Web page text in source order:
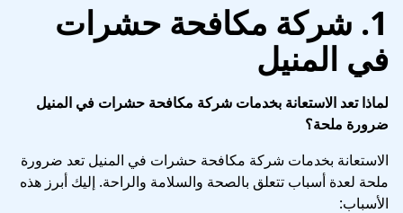
1. شركة مكافحة حشرات
في المنيل
لماذا تعد الاستعانة بخدمات شركة مكافحة حشرات في المنيل
ضرورة ملحة؟
الاستعانة بخدمات شركة مكافحة حشرات في المنيل تعد ضرورة
ملحة لعدة أسباب تتعلق بالصحة والسلامة والراحة. إليك أبرز هذه
الأسباب: